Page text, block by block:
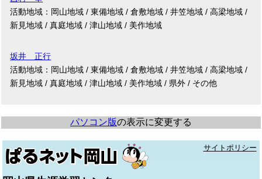
活動地域：岡山地域 / 東備地域 / 倉敷地域 / 井笠地域 / 高梁地域 /
新見地域 / 真庭地域 / 津山地域 / 美作地域
坂井 正行
活動地域：岡山地域 / 東備地域 / 倉敷地域 / 井笠地域 / 高梁地域 /
新見地域 / 真庭地域 / 津山地域 / 美作地域 / 県外 / その他
パソコン版の表示に変更する
サイトポリシー